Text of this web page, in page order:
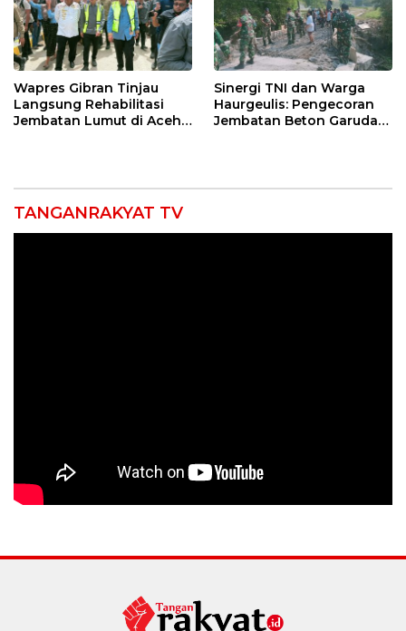
Wapres Gibran Tinjau
Langsung Rehabilitasi
Jembatan Lumut di Aceh
Sinergi TNI dan Warga
Haurgeulis: Pengecoran
Jembatan Beton Garuda
TANGANRAKYAT TV